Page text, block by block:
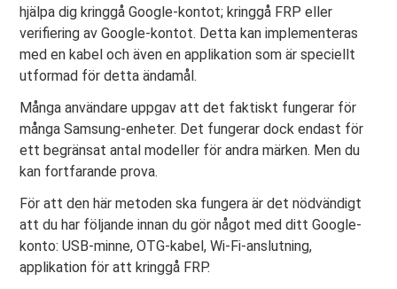
hjälpa dig kringgå Google-kontot; kringgå FRP eller
verifiering av Google-kontot. Detta kan implementeras
med en kabel och även en applikation som är speciellt
utformad för detta ändamål.
Många användare uppgav att det faktiskt fungerar för
många Samsung-enheter. Det fungerar dock endast för
ett begränsat antal modeller för andra märken. Men du
kan fortfarande prova.
För att den här metoden ska fungera är det nödvändigt
att du har följande innan du gör något med ditt Google-
konto: USB-minne, OTG-kabel, Wi-Fi-anslutning,
applikation för att kringgå FRP.